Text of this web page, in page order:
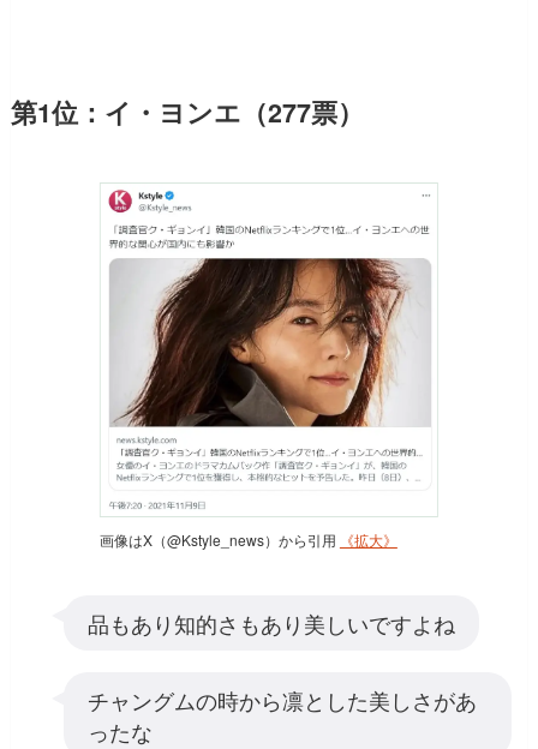
第1位：イ・ヨンエ（277票）
画像はX（@Kstyle_news）から引用 《拡大》
品もあり知的さもあり美しいですよね
チャングムの時から凛とした美しさがあ
ったな